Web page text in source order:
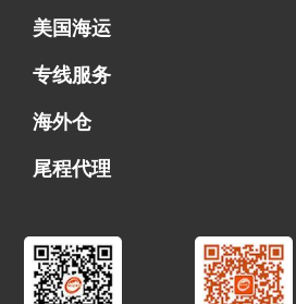
美国海运
海运拼柜
海运整柜
美国海卡
加拿大海运
专线服务
FBA专线直送
超大件专线
AWD专线
电池专线
海外仓
一件代发
FBA中转
贴标换标
拆柜/存储
尾程代理